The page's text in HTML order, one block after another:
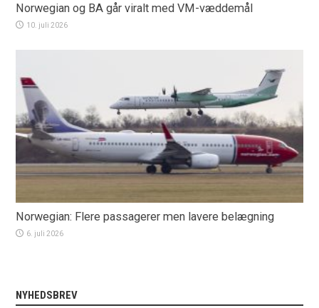
Norwegian og BA går viralt med VM-væddemål
10. juli 2026
Norwegian: Flere passagerer men lavere belægning
6. juli 2026
NYHEDSBREV